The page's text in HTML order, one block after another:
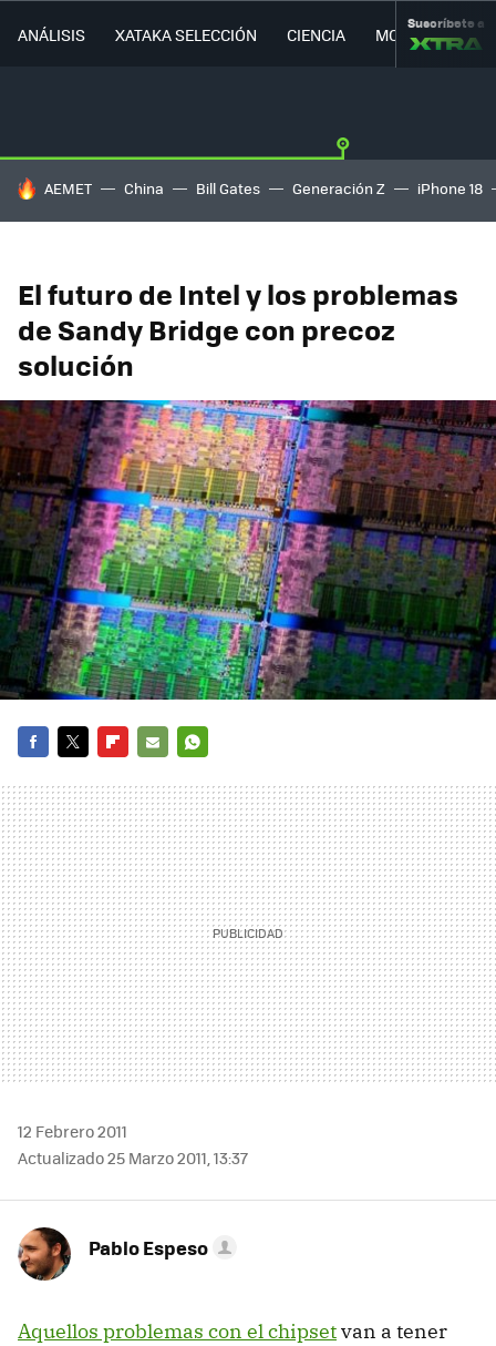
ANÁLISIS XATAKA SELECCIÓN CIENCIA MOVILIDAD
Suscríbete a
HOY SE HABLA DE
AEMET China Bill Gates Generación Z iPhone 18
El futuro de Intel y los problemas
de Sandy Bridge con precoz
solución
MAIL
12 Febrero 2011
Actualizado 25 Marzo 2011, 13:37
Pablo Espeso
Aquellos problemas con el chipsetvan a tener